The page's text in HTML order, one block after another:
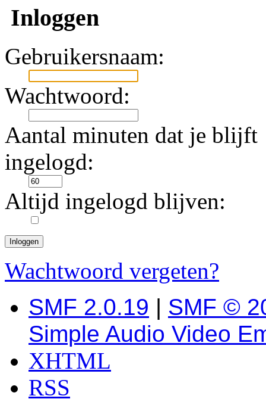
Inloggen
Gebruikersnaam:
Wachtwoord:
Aantal minuten dat je blijft
ingelogd:
Altijd ingelogd blijven:
Wachtwoord vergeten?
SMF 2.0.19 | SMF ©
Simple Audio Video
XHTML
RSS